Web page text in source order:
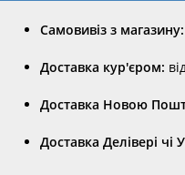
Самовивіз з магазину:
Доставка кур'єром:
Доставка Новою
Доставка Делівері